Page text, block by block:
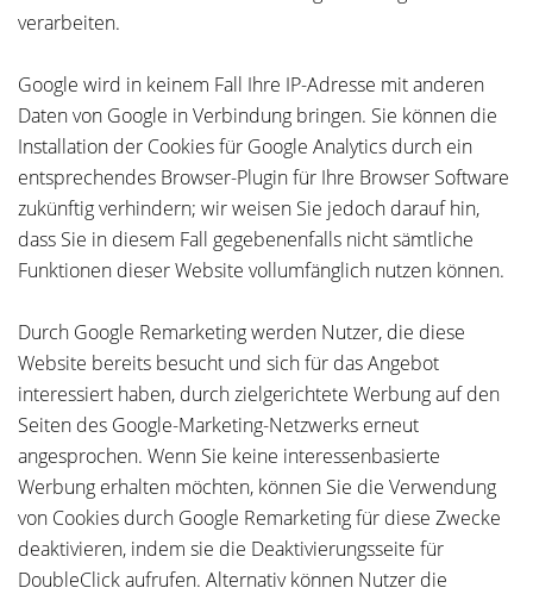
verarbeiten.
Google wird in keinem Fall Ihre IP-Adresse mit anderen
Daten von Google in Verbindung bringen. Sie können die
Installation der Cookies für Google Analytics durch ein
entsprechendes Browser-Plugin für Ihre Browser Software
zukünftig verhindern; wir weisen Sie jedoch darauf hin,
dass Sie in diesem Fall gegebenenfalls nicht sämtliche
Funktionen dieser Website vollumfänglich nutzen können.
Durch Google Remarketing werden Nutzer, die diese
Website bereits besucht und sich für das Angebot
interessiert haben, durch zielgerichtete Werbung auf den
Seiten des Google-Marketing-Netzwerks erneut
angesprochen. Wenn Sie keine interessenbasierte
Werbung erhalten möchten, können Sie die Verwendung
von Cookies durch Google Remarketing für diese Zwecke
deaktivieren, indem sie die Deaktivierungsseite für
DoubleClick aufrufen. Alternativ können Nutzer die